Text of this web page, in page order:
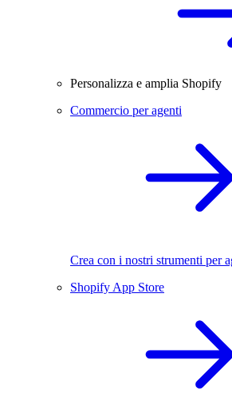
Personalizza e amplia Shopify
Commercio per agenti
Crea con i nostri strumenti per
Shopify App Store